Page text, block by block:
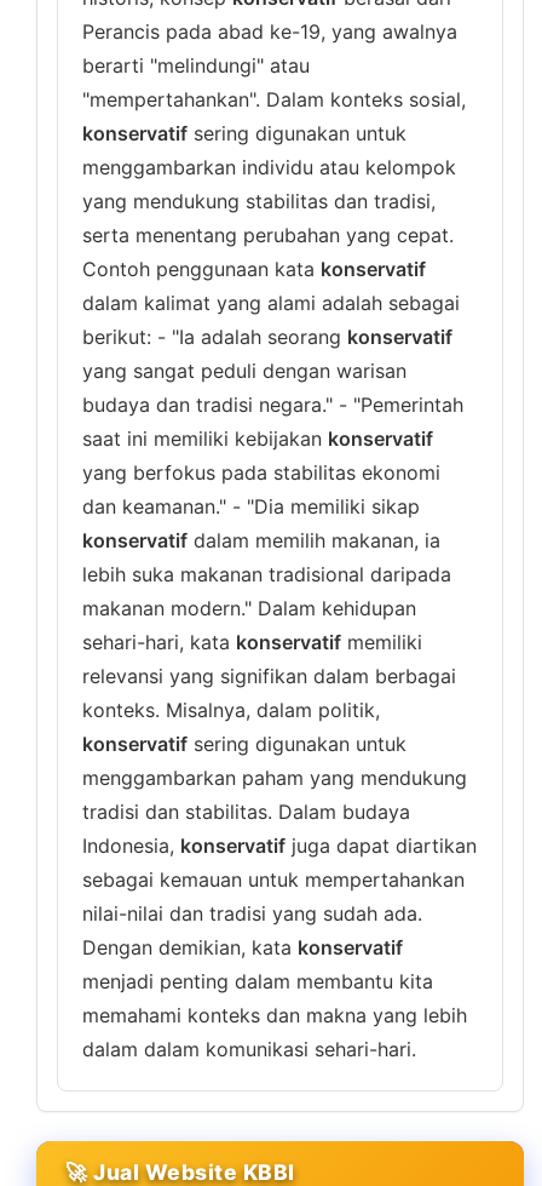
Perancis pada abad ke-19, yang awalnya
berarti "melindungi" atau
"mempertahankan". Dalam konteks sosial,
konservatif sering digunakan untuk
menggambarkan individu atau kelompok
yang mendukung stabilitas dan tradisi,
serta menentang perubahan yang cepat.
Contoh penggunaan kata konservatif
dalam kalimat yang alami adalah sebagai
berikut: - "Ia adalah seorang konservatif
yang sangat peduli dengan warisan
budaya dan tradisi negara." - "Pemerintah
saat ini memiliki kebijakan konservatif
yang berfokus pada stabilitas ekonomi
dan keamanan." - "Dia memiliki sikap
konservatif dalam memilih makanan, ia
lebih suka makanan tradisional daripada
makanan modern." Dalam kehidupan
sehari-hari, kata konservatif memiliki
relevansi yang signifikan dalam berbagai
konteks. Misalnya, dalam politik,
konservatif sering digunakan untuk
menggambarkan paham yang mendukung
tradisi dan stabilitas. Dalam budaya
Indonesia, konservatif juga dapat diartikan
sebagai kemauan untuk mempertahankan
nilai-nilai dan tradisi yang sudah ada.
Dengan demikian, kata konservatif
menjadi penting dalam membantu kita
memahami konteks dan makna yang lebih
dalam dalam komunikasi sehari-hari.
🚀 Jual Website KBBI